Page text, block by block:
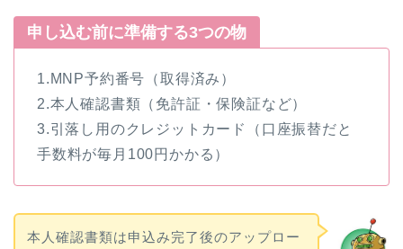
申し込む前に準備する3つの物
1.MNP予約番号（取得済み）
2.本人確認書類（免許証・保険証など）
3.引落し用のクレジットカード（口座振替だと
手数料が毎月100円かかる）
本人確認書類は申込み完了後のアップロー